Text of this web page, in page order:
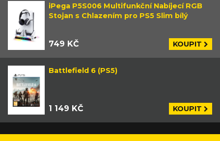
iPega P5S006 Multifunkční Nabíjecí RGB
Stojan s Chlazením pro PS5 Slim bílý
749 KČ KOUPIT
Battlefield 6 (PS5)
1 149 KČ KOUPIT